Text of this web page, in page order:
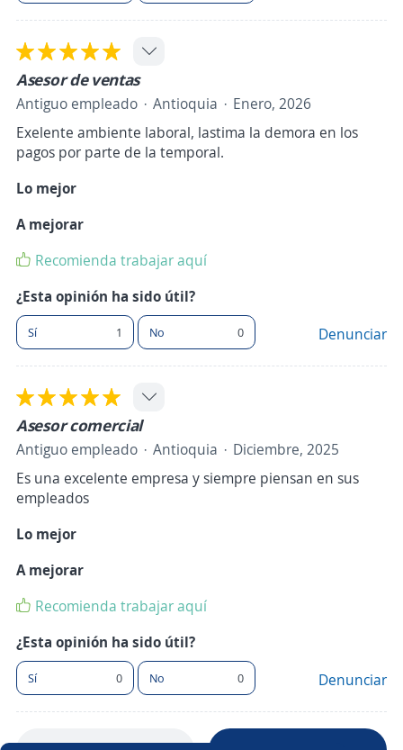
Asesor de ventas
Antiguo empleado Antioquia
Enero, 2026
Exelente ambiente laboral, lastima la demora en los
pagos por parte de la temporal.
Lo mejor
A mejorar
Recomienda trabajar aquí
¿Esta opinión ha sido útil?
Sí 1 No 0 Denunciar
Asesor comercial
Antiguo empleado Antioquia
Diciembre, 2025
Es una excelente empresa y siempre piensan en sus
empleados
Lo mejor
A mejorar
Recomienda trabajar aquí
¿Esta opinión ha sido útil?
Sí 0 No 0 Denunciar